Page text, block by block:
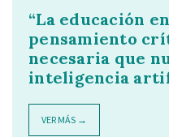
“La educación
pensamiento
necesaria que
inteligencia
VER MÁS →